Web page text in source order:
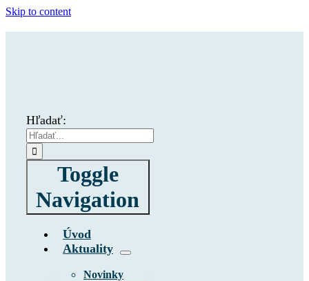
Skip to content
Hľadať:
Toggle
Navigation
Úvod
Aktuality
Novinky